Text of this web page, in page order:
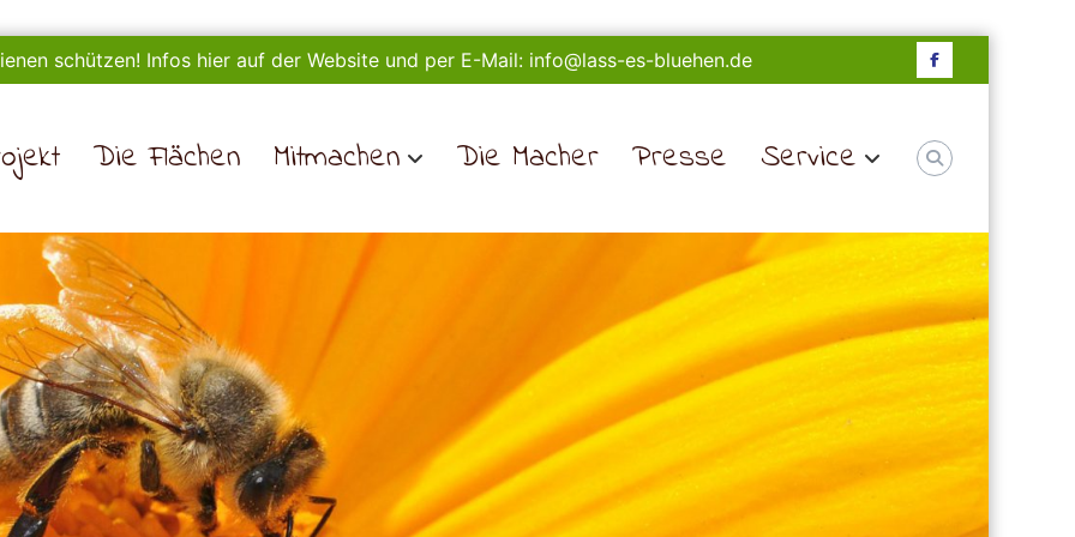
schützen! Infos hier auf der Website und per E-Mail: info@lass-es-bluehen.de Facebook
Die Flächen Mitmachen Die Macher Presse Service